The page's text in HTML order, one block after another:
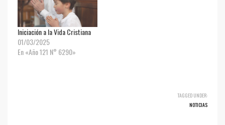
Iniciación a la Vida Cristiana
01/03/2025
En «Año 121 N° 6290»
TAGGED UNDER:
NOTICIAS